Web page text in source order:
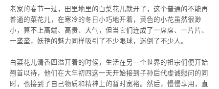
老家的春节一过，田里地里的白菜花儿就开了，这个普通的不能再
普通的菜花儿，在寒冷的冬日小巧地开着，黄色的小花虽然很渺
小，算不上高端、高贵、大气，但当它们连成了一席席、一片片、
一垄垄，妖艳的魅力同样吸引了不少眼球，迷倒了不少人。
白菜花儿清香四溢开着的时候，生活在另一个世界的祖宗们便开始
翘首以待，他们在大年初四这一天开始接到子孙后代虔诚慰问的同
时，也接到了自己物质和精神上的暂时宽裕。然后，慢慢享用，直